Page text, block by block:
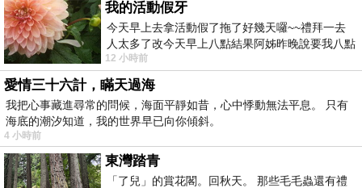
出好作品」，並有附錄「你一定要知道的數位相
機的8個脾氣」，幫你預防並解決使用數位相機
一定會遇到的各種疑難雜症！
買數位相機的12個理由：以日常生活中會遇到的
各種狀況，以數位相機來解決或是成為得力幫手
的角度來分析，數位相機真的很好用。
了解你的數位相機：分為結構篇與實戰篇，先說
明數位相機的構造與功能，讓讀者了解操作上較
我的活動假牙
今天早上去拿活動假了拖了好幾天囉~~禮拜一去
人太多了改今天早上八點結果阿姊昨晚說要我八點
去西螺農會~回到莿桐都8點半多了
12 小時前
愛情三十六計，瞞天過海
我把心事藏進尋常的問候，海面平靜如昔，心中悸動無法平息。 只有
海底的潮汐知道，我的世界早已向你傾斜。
4 小時前
東灣踏青
「了兒」的賞花閣。回秋天。 那些毛毛蟲還有禮